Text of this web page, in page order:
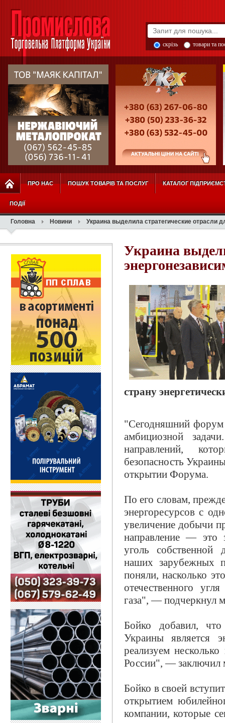
скрізь товари та
ПРО НАС ПОШУК ТОВАРІВ ТА ПОСЛУГ КАТАЛОГ
ПОДІЇ
Головна Новини Украина выделила стратегические отрасли
Украина
страну
"Сегодняшний
амбициозной
направлений,
безопасность
открытии Форума.
По его словам,
энергоресурсов с
увеличение добычи
направление — это
уголь
наших зарубежных
поняли, насколько
отечественного
газа", — подчеркнул
Бойко добавил,
Украины является
реализуем
России", — заключил
Бойко в своей
открытием
компании, которые